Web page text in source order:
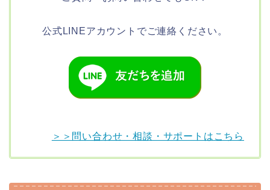
公式LINEアカウントでご連絡ください。
＞＞問い合わせ・相談・サポートはこちら